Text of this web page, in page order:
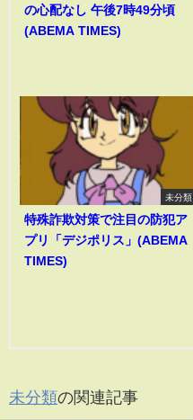
の心配なし 午後7時49分頃
(ABEMA TIMES)
未分類
特殊詐欺対策で注目の防犯ア
プリ「デジポリス」(ABEMA
TIMES)
未分類の関連記事